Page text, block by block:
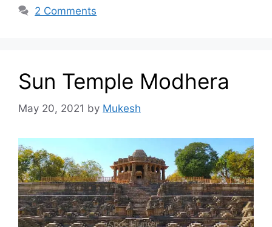
2 Comments
Sun Temple Modhera
May 20, 2021 by Mukesh